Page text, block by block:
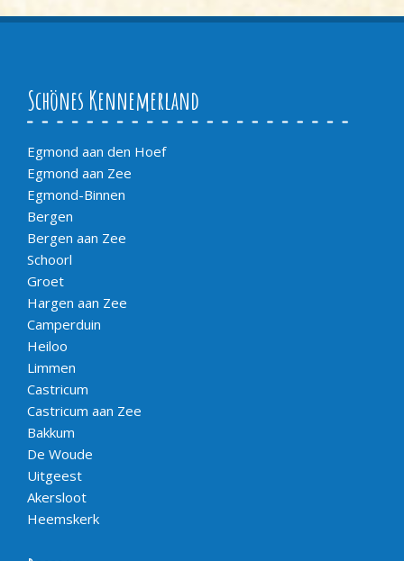
Schönes Kennemerland
Egmond aan den Hoef
Egmond aan Zee
Egmond-Binnen
Bergen
Bergen aan Zee
Schoorl
Groet
Hargen aan Zee
Camperduin
Heiloo
Limmen
Castricum
Castricum aan Zee
Bakkum
De Woude
Uitgeest
Akersloot
Heemskerk